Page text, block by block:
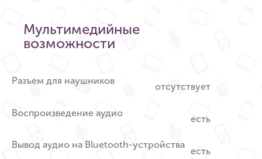
Мультимедийные
возможности
Разъем для наушников
отсутствует
Воспроизведение аудио
есть
Вывод аудио на Bluetooth-устройства
есть